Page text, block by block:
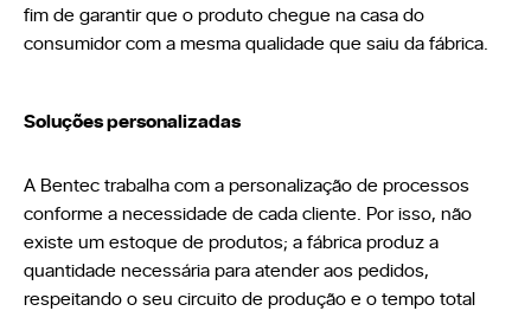
fim de garantir que o produto chegue na casa do
consumidor com a mesma qualidade que saiu da fábrica.
Soluções personalizadas
A Bentec trabalha com a personalização de processos
conforme a necessidade de cada cliente. Por isso, não
existe um estoque de produtos; a fábrica produz a
quantidade necessária para atender aos pedidos,
respeitando o seu circuito de produção e o tempo total